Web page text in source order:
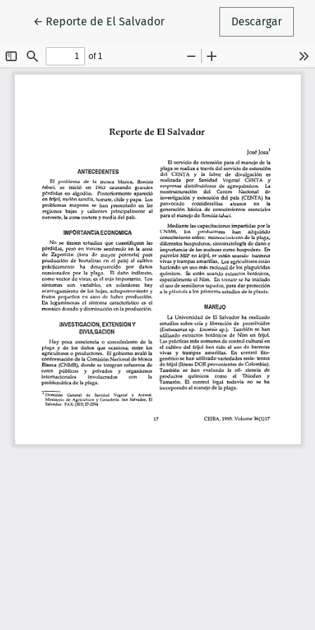
← Volver a los detalles del artículo
Reporte de El Salvador Descargar